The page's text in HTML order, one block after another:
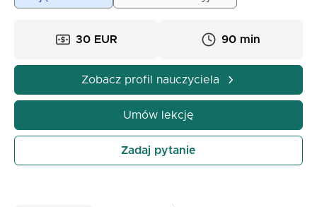
30 EUR 90 min
Zobacz profil nauczyciela
Umów lekcję
Zadaj pytanie